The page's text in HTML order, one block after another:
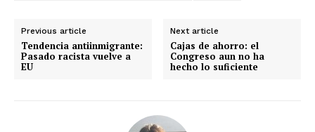
Previous article
Tendencia antiinmigrante:
Pasado racista vuelve a
EU
Next article
Cajas de ahorro: el
Congreso aun no ha
hecho lo suficiente